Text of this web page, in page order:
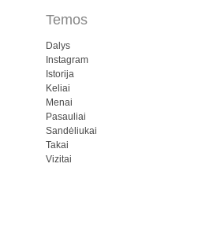
Temos
Dalys
Instagram
Istorija
Keliai
Menai
Pasauliai
Sandėliukai
Takai
Vizitai